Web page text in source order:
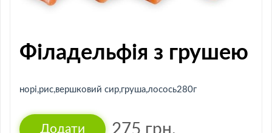
Філадельфія з грушею
норі,рис,вершковий сир,груша,лосось280г
275 грн.